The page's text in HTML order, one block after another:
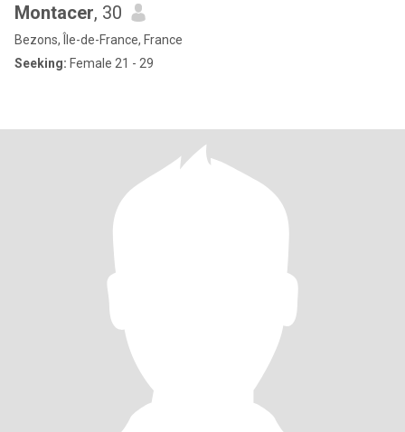
Montacer, 30
Bezons, Île-de-France, France
Seeking: Female 21 - 29